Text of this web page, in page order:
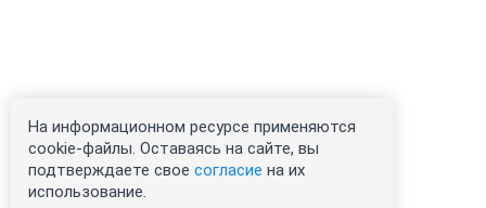
На информационном ресурсе применяются
cookie-файлы. Оставаясь на сайте, вы
подтверждаете свое согласие на их
использование.